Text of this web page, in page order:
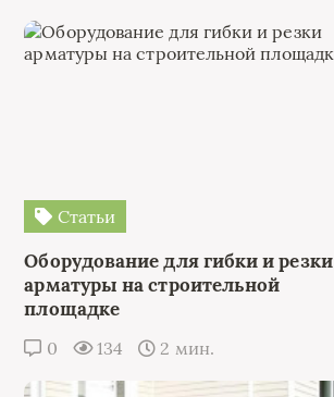
Статьи
Оборудование для гибки и резки
арматуры на строительной
площадке
0 134 2 мин.